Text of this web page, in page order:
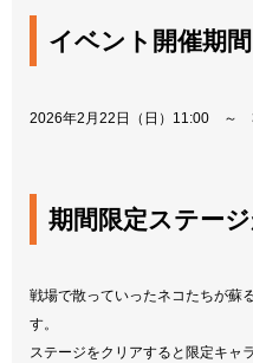
イベント開催期間
2026年2月22日（日）11:00 ～
期間限定ステージ
戦場で散っていったネコたちが蘇
す。
ステージをクリアすると限定キャ